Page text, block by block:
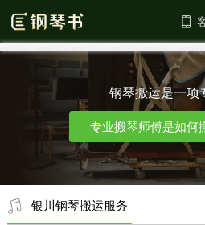
钢琴搬运是一项
专业搬琴师傅是如何
银川钢琴搬运服务